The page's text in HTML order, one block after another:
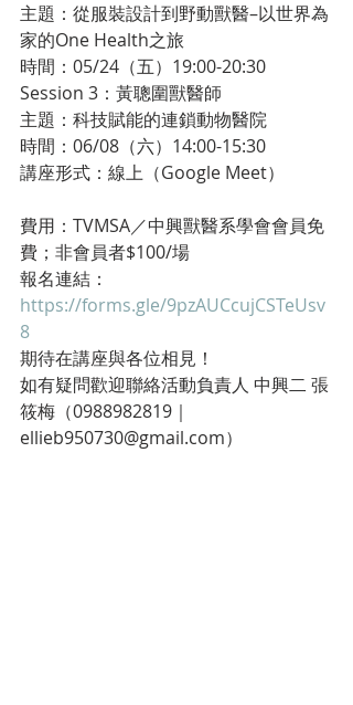
主題：從服裝設計到野動獸醫–以世界為
家的One Health之旅
時間：05/24（五）19:00-20:30
Session 3：黃聰圍獸醫師
主題：科技賦能的連鎖動物醫院
時間：06/08（六）14:00-15:30
講座形式：線上（Google Meet）
費用：TVMSA／中興獸醫系學會會員免
費；非會員者$100/場
報名連結：
https://forms.gle/9pzAUCcujCSTeUsv
8
期待在講座與各位相見！
如有疑問歡迎聯絡活動負責人 中興二 張
筱梅（0988982819｜
ellieb950730@gmail.com）